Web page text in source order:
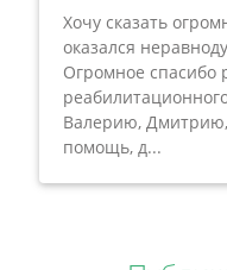
Хочу сказать
оказался
Огромное спасибо
Валерию,
помощь, д...